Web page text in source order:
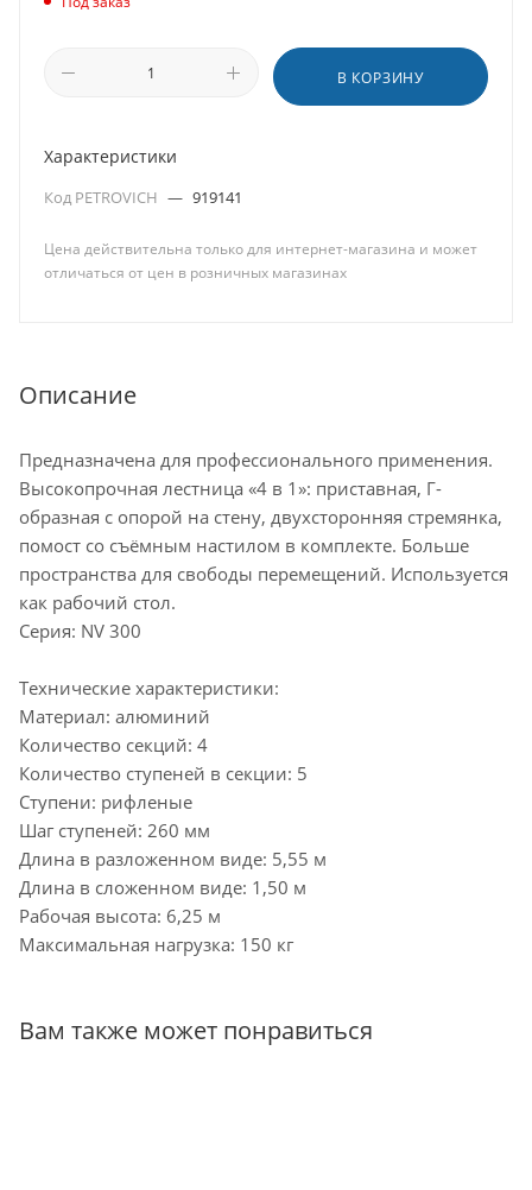
В КОРЗИНУ
Характеристики
Код PETROVICH — 919141
Цена действительна только для интернет-магазина и может
отличаться от цен в розничных магазинах
Описание
Предназначена для профессионального применения.
Высокопрочная лестница «4 в 1»: приставная, Г-
образная с опорой на стену, двухсторонняя стремянка,
помост со съёмным настилом в комплекте. Больше
пространства для свободы перемещений. Используется
как рабочий стол.
Серия: NV 300
Технические характеристики:
Материал: алюминий
Количество секций: 4
Количество ступеней в секции: 5
Ступени: рифленые
Шаг ступеней: 260 мм
Длина в разложенном виде: 5,55 м
Длина в сложенном виде: 1,50 м
Рабочая высота: 6,25 м
Максимальная нагрузка: 150 кг
Вам также может понравиться